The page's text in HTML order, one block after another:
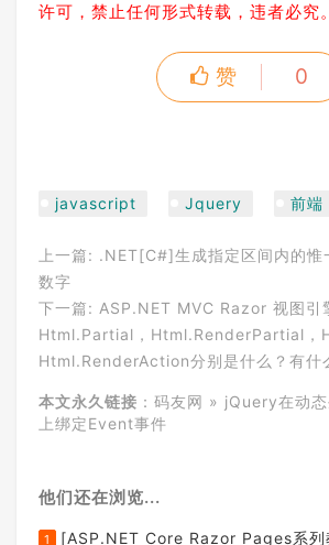
许可，禁止任何形式转载，违者必究。
赞 0
javascript Jquery 前端
上一篇: .NET[C#]生成指定区间内的惟
数字
下一篇: ASP.NET MVC Razor 视图引
Html.Partial，Html.RenderPartial，
Html.RenderAction分别是什么？有什
本文永久链接 ： 码友网 » jQuery在动
上绑定Event事件
他们还在浏览...
1 [ASP.NET Core Razor Pages系列教程]ASP.NET Core Razor